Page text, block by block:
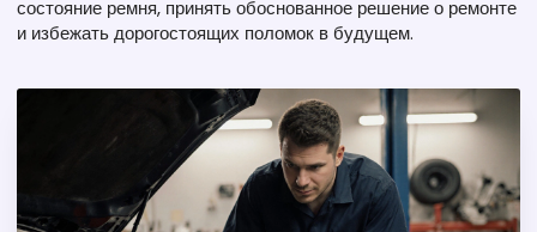
состояние ремня, принять обоснованное решение о ремонте
и избежать дорогостоящих поломок в будущем.